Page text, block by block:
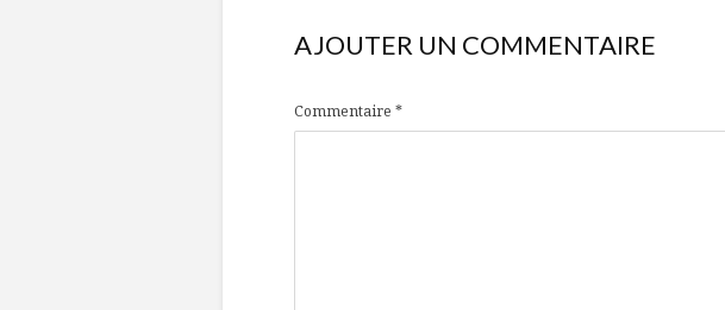
AJOUTER UN COMMENTAIRE
Commentaire *